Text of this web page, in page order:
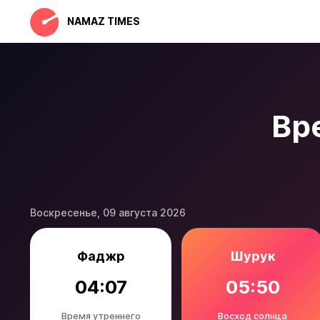
NAMAZ TIMES
Воскресенье, 09 августа 2026
Фаджр
04:07
Время утреннего
Шурук
05:50
Восход солнца